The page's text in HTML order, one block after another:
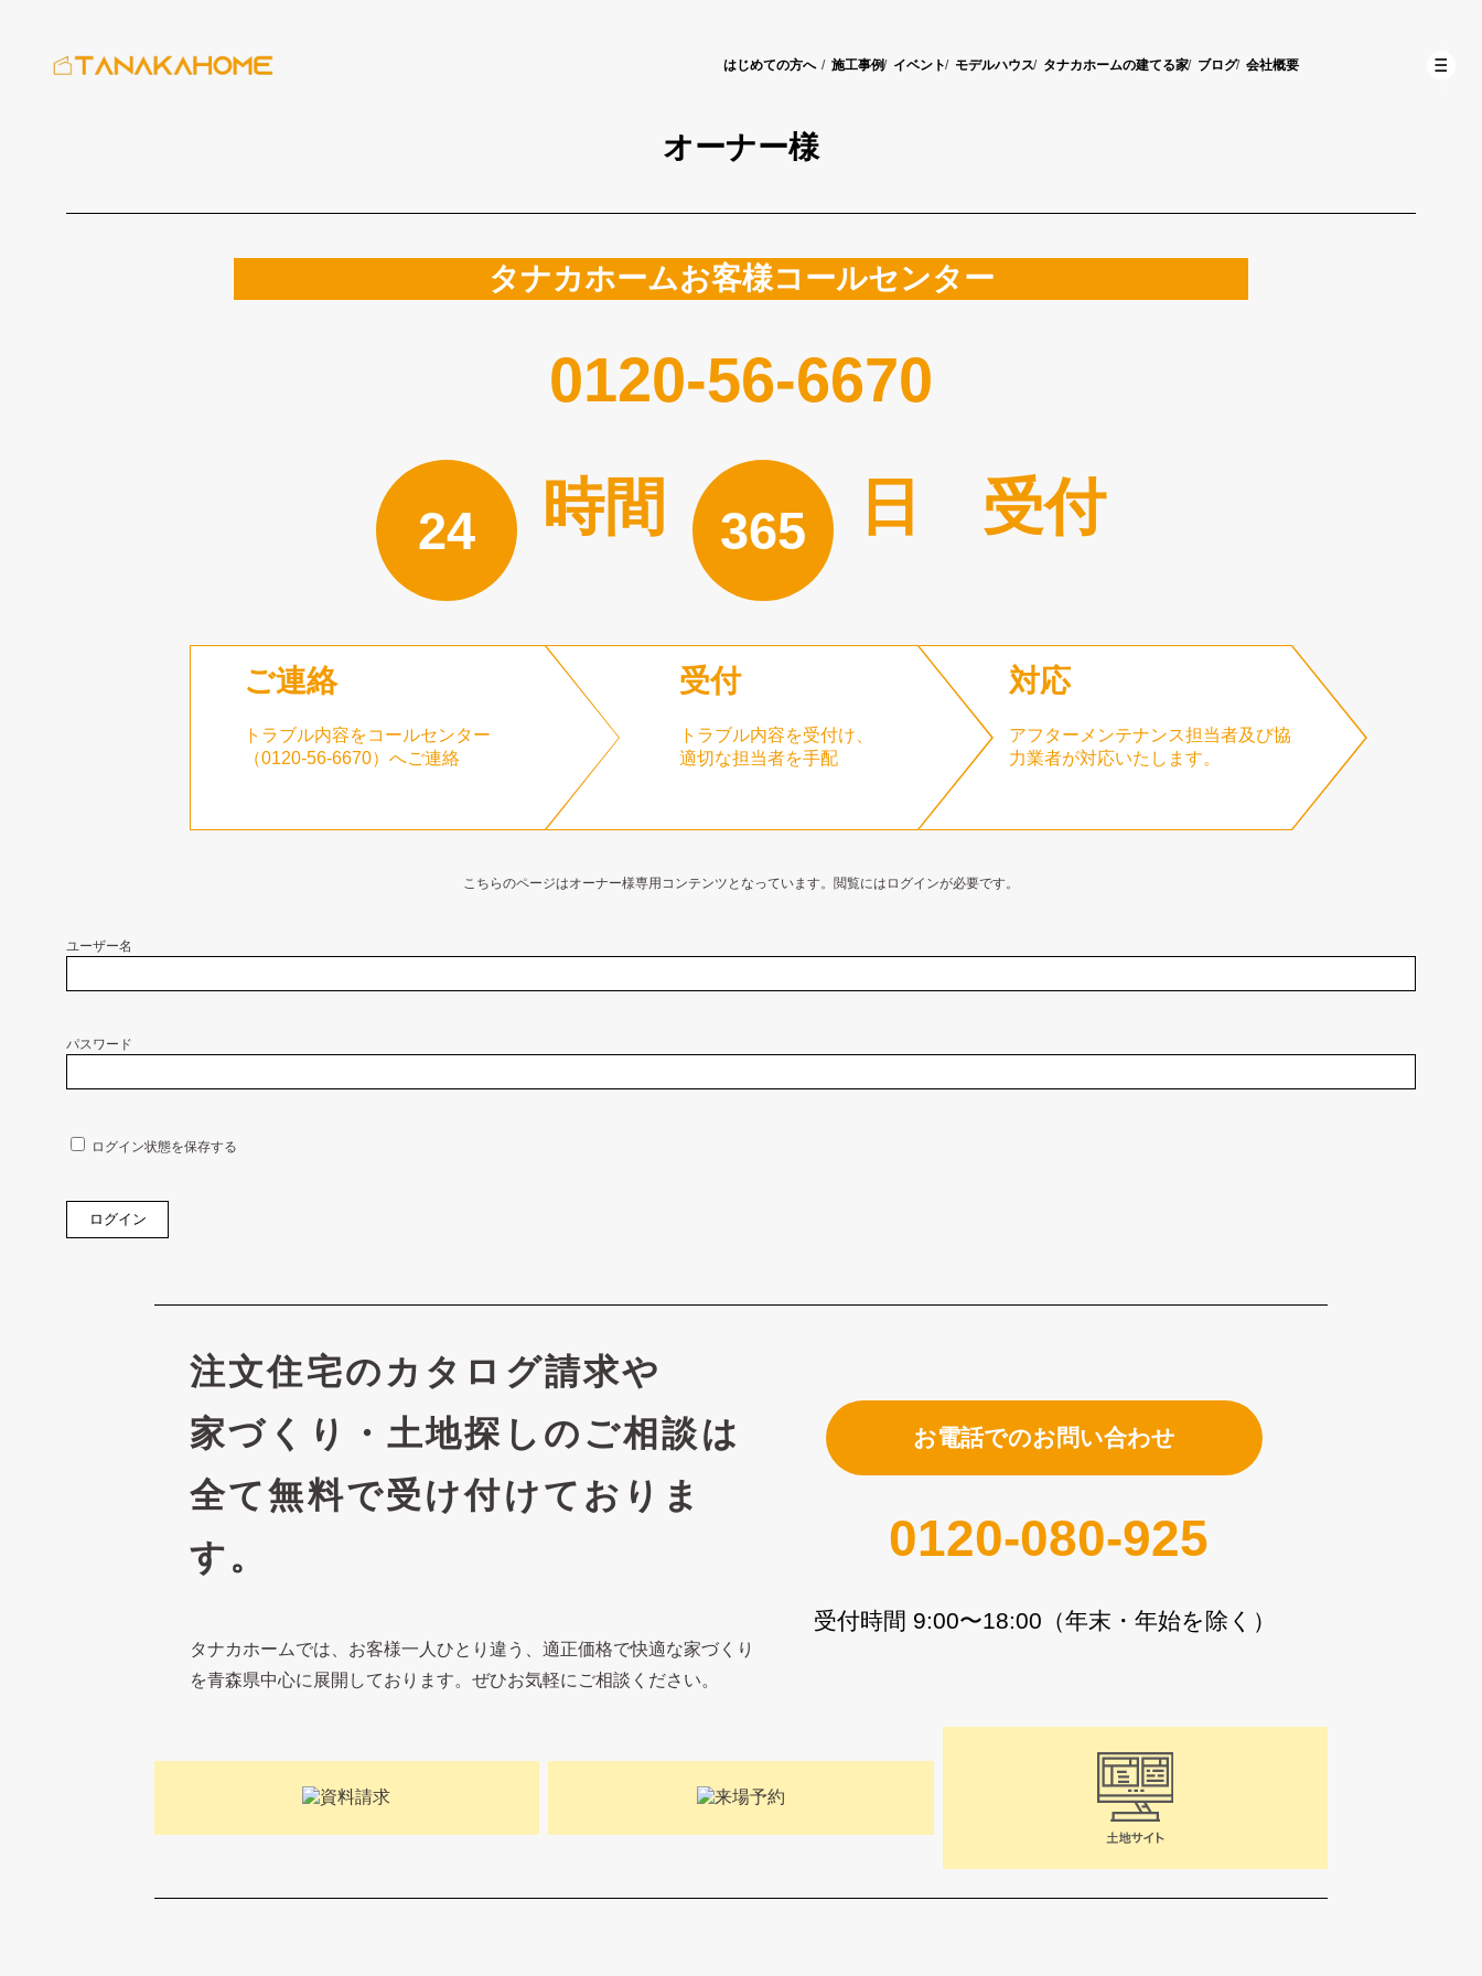
はじめての方へ 施工事例 イベント モデルハウス タナカホームの建てる家 ブログ 会社概要
オーナー様
タナカホームお客様コールセンター
0120-56-6670
24 時間 365 日 受付
ご連絡
トラブル内容をコールセンター
（0120-56-6670​）へご連絡
受付
トラブル内容を受付け、
適切な担当者を手配
対応
アフターメンテナンス担当者及び協
力業者が対応いたします。
こちらのページはオーナー様専用コンテンツとなっています。閲覧にはログインが必要です。
ユーザー名
パスワード
ログイン状態を保存する
注文住宅のカタログ請求や
家づくり・土地探しのご相談は
全て無料で受け付けておりま
す。
タナカホームでは、お客様一人ひとり違う、適正価格で快適な家づくり
を青森県中心に展開しております。ぜひお気軽にご相談ください。
お電話でのお問い合わせ
0120-080-925
受付時間 9:00〜18:00（年末・年始を除く）